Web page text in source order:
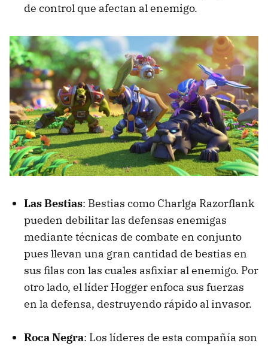
de control que afectan al enemigo.
Las Bestias: Bestias como Charlga Razorflank
pueden debilitar las defensas enemigas
mediante técnicas de combate en conjunto
pues llevan una gran cantidad de bestias en
sus filas con las cuales asfixiar al enemigo. Por
otro lado, el líder Hogger enfoca sus fuerzas
en la defensa, destruyendo rápido al invasor.
Roca Negra: Los líderes de esta compañía son